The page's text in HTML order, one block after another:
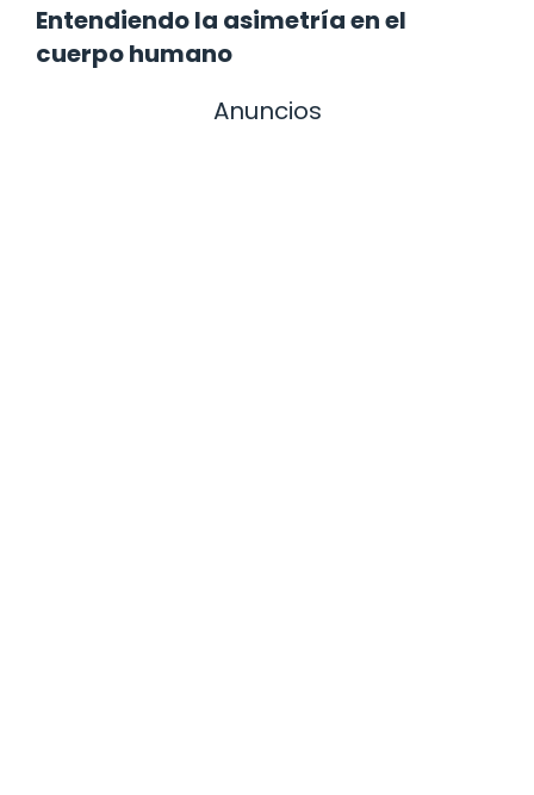
Entendiendo la asimetría en el
cuerpo humano
Anuncios